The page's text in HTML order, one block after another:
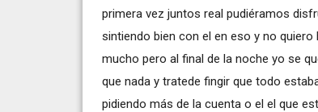
primera vez juntos real pudiéramos
sintiendo bien con el en eso y no
mucho pero al final de la noche yo se
que nada y tratede fingir que todo
pidiendo más de la cuenta o el el que